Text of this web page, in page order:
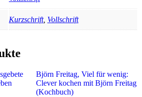
Kurzschrift, Vollschrift
Björn Freitag, Viel für wenig:
Clever kochen mit Björn Freitag
(Kochbuch)